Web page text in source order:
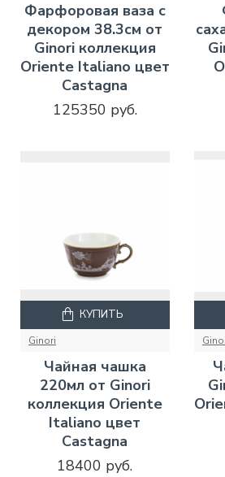
Фарфоровая ваза с
декором 38.3см от
Ginori коллекция
Oriente Italiano цвет
Castagna
125350 руб.
Ginori
Чайная чашка
220мл от Ginori
коллекция Oriente
Italiano цвет
Castagna
18400 руб.
КУПИТЬ